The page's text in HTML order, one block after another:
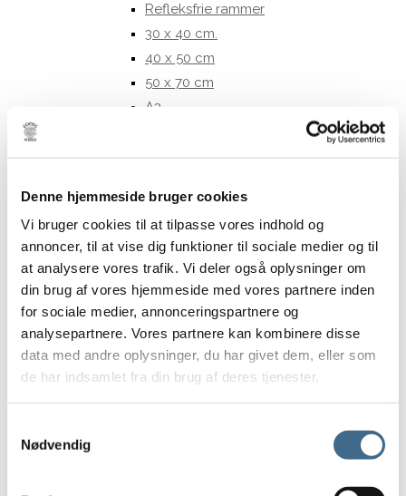
Denne hjemmeside bruger cookies
Vi bruger cookies til at tilpasse vores indhold og
annoncer, til at vise dig funktioner til sociale medier og til
at analysere vores trafik. Vi deler også oplysninger om
din brug af vores hjemmeside med vores partnere inden
for sociale medier, annonceringspartnere og
analysepartnere. Vores partnere kan kombinere disse
data med andre oplysninger, du har givet dem, eller som
de har indsamlet fra din brug af deres tjenester.
Nødvendig
Refleksfrie rammer
30 x 40 cm.
40 x 50 cm
50 x 70 cm
A3
Tøj og Fodtøj
Bluser
Jakker og veste
Skjorter
Toppe
Trøjer
Underdele
Bukser
Nederdele
Shorts
Sko og støvler